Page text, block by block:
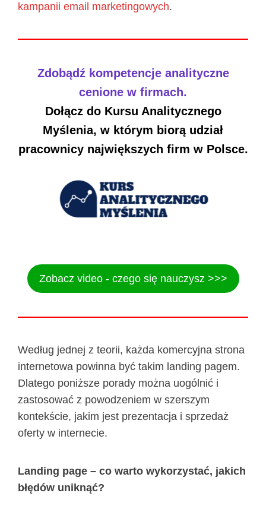
kampanii email marketingowych.
Zdobądź kompetencje analityczne
cenione w firmach.
Dołącz do Kursu Analitycznego
Myślenia, w którym biorą udział
pracownicy największych firm w Polsce.
Zobacz video - czego się nauczysz >>>
Według jednej z teorii, każda komercyjna strona
internetowa powinna być takim landing pagem.
Dlatego poniższe porady można uogólnić i
zastosować z powodzeniem w szerszym
kontekście, jakim jest prezentacja i sprzedaż
oferty w internecie.
Landing page – co warto wykorzystać, jakich
błędów uniknąć?